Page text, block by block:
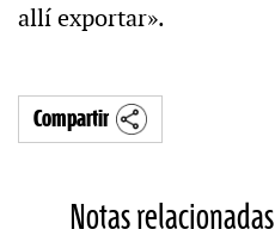
allí exportar».
Compartir
Notas relacionadas